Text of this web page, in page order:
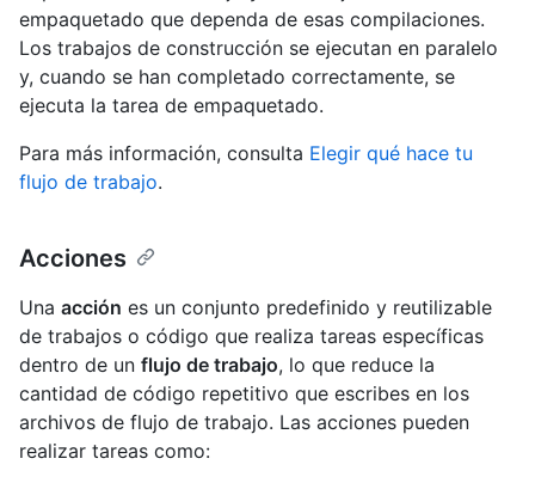
empaquetado que dependa de esas compilaciones.
Los trabajos de construcción se ejecutan en paralelo
y, cuando se han completado correctamente, se
ejecuta la tarea de empaquetado.
Para más información, consulta Elegir qué hace tu
flujo de trabajo.
Acciones
Una acción es un conjunto predefinido y reutilizable
de trabajos o código que realiza tareas específicas
dentro de un flujo de trabajo, lo que reduce la
cantidad de código repetitivo que escribes en los
archivos de flujo de trabajo. Las acciones pueden
realizar tareas como: